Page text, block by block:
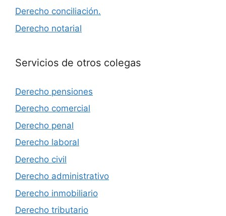
Derecho conciliación.
Derecho notarial
Servicios de otros colegas
Derecho pensiones
Derecho comercial
Derecho penal
Derecho laboral
Derecho civil
Derecho administrativo
Derecho inmobiliario
Derecho tributario